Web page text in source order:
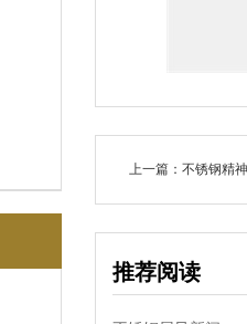
上一篇：不锈钢精
推荐阅读